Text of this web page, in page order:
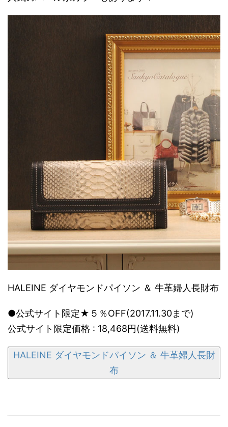
HALEINE ダイヤモンドパイソン ＆ 牛革婦人長財布
●公式サイト限定★５％OFF(2017.11.30まで)
公式サイト限定価格 : 18,468円(送料無料)
HALEINE ダイヤモンドパイソン ＆ 牛革婦人長財
布